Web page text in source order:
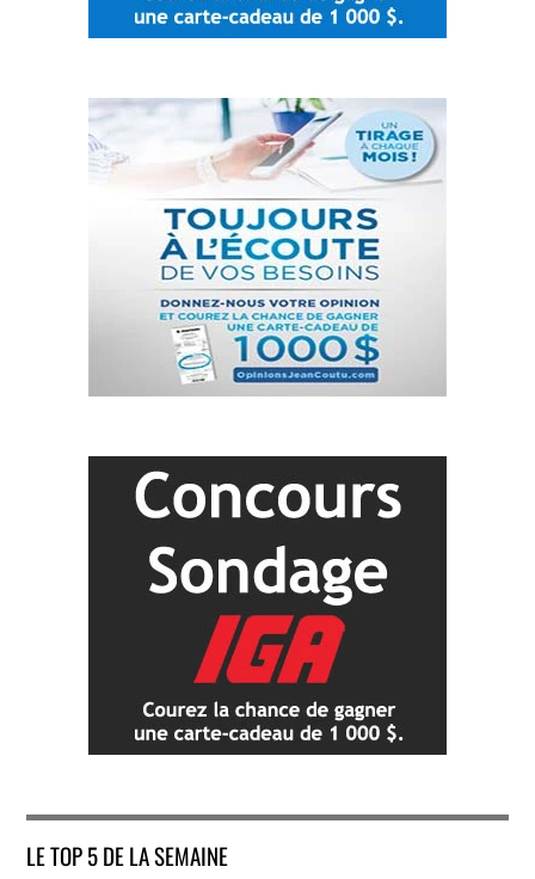
LE TOP 5 DE LA SEMAINE